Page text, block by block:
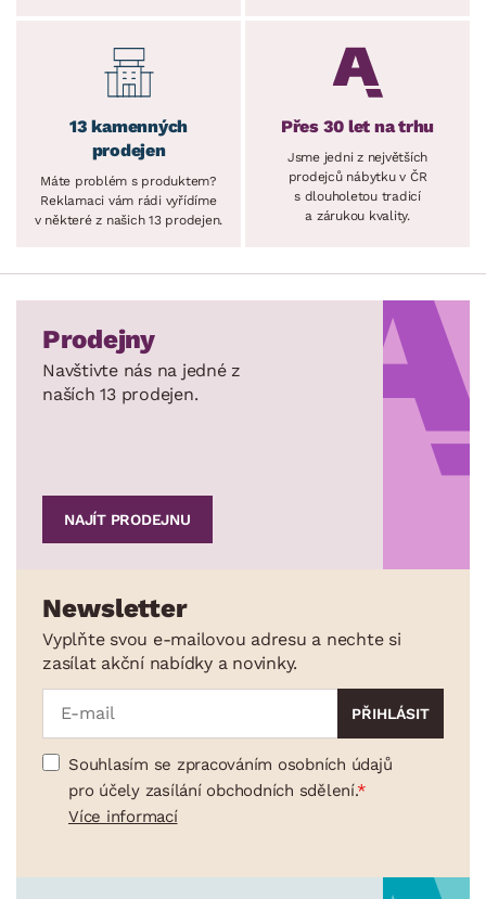
13 kamenných
prodejen
Máte problém s produktem?
Reklamaci vám rádi vyřídíme
v některé z našich 13 prodejen.
Přes 30 let na trhu
Jsme jedni z největších
prodejců nábytku v ČR
s dlouholetou tradicí
a zárukou kvality.
Prodejny
Navštivte nás na jedné z
naších 13 prodejen.
NAJÍT PRODEJNU
Newsletter
Vyplňte svou e-mailovou adresu a nechte si
zasílat akční nabídky a novinky.
Souhlasím se zpracováním osobních údajů
pro účely zasílání obchodních sdělení.
Více informací